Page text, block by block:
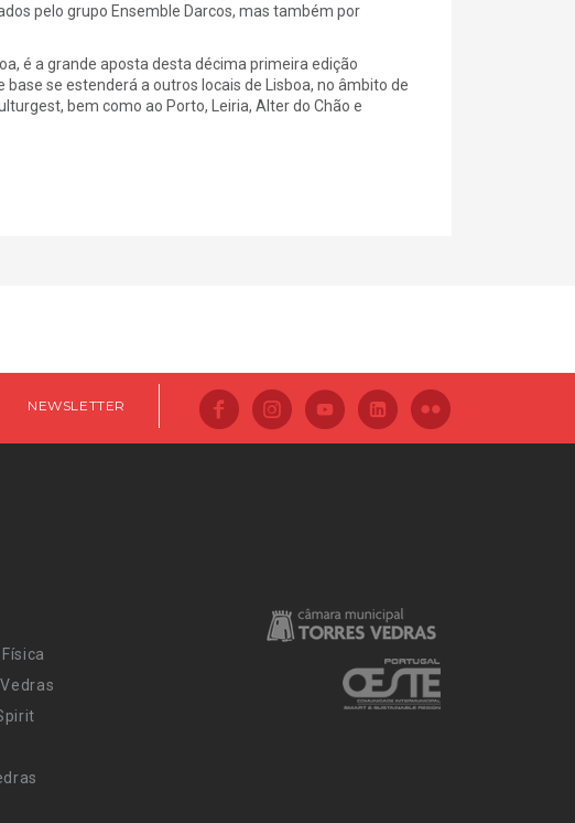
pelo grupo Ensemble Darcos, mas também por
é a grande aposta desta décima primeira edição
se estenderá a outros locais de Lisboa, no âmbito de
bem como ao Porto, Leiria, Alter do Chão e
NEWSLETTER